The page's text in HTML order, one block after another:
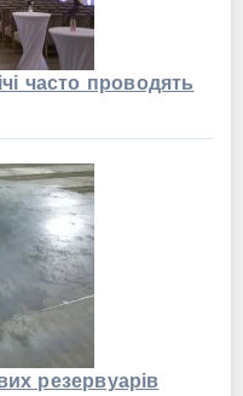
часто проводять
резервуарів